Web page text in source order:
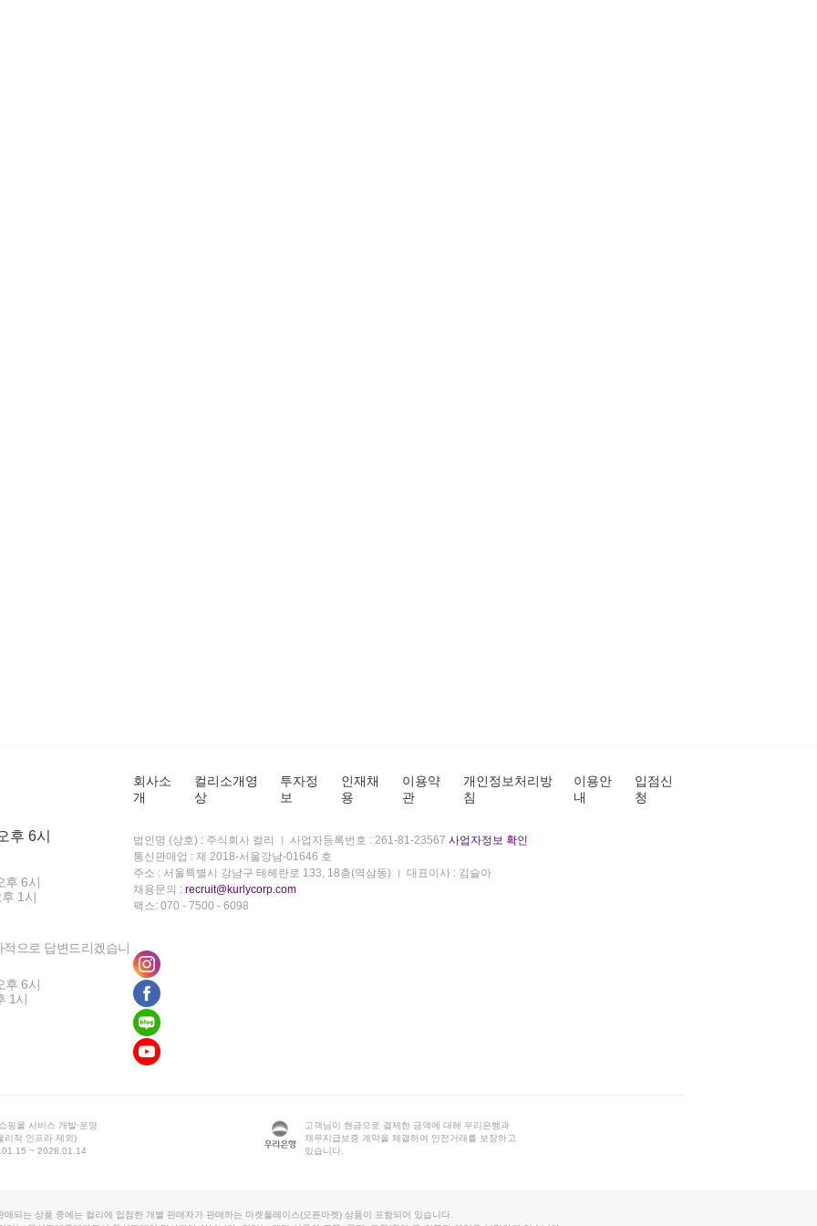
후 6시
후 6시
1시
으로 답변드리겠습니
후 6시
1시
회사소
개
컬리소개영
상
투자정
보
인재채
용
이용약
관
개인정보처리방
침
이용안
내
입점신
청
법인명 (상호) : 주식회사 컬리 사업자등록번호 : 261-81-23567 사업자정보 확인
통신판매업 : 제 2018-서울강남-01646 호
주소 : 서울특별시 강남구 테헤란로 133, 18층(역삼동)
대표이사 : 김슬아
채용문의 : recruit@kurlycorp.com
팩스: 070 - 7500 - 6098
핑몰 서비스 개발·운영
리적 인프라 제외)
~ 2028.01.14
고객님이 현금으로 결제한 금액에 대해 우리은행과
채무지급보증 계약을 체결하여 안전거래를 보장하고
있습니다.
매되는 상품 중에는 컬리에 입점한 개별 판매자가 판매하는 마켓플레이스(오픈마켓) 상품이 포함되어 있습니다.